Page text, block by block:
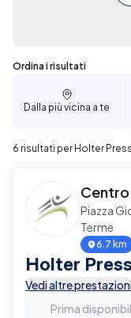
Sono stati trovati 6
Ordina i risultati
Dalla più vicina a te
6 risultati per Holter
Piazza
Terme
6.7 km
Holter
Vedi altre
Prima